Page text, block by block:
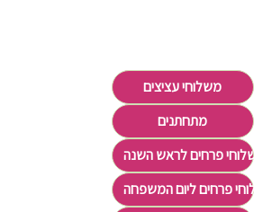
משלוחי עציצים
מתחתנים
פרחים לראש השנה
פרחים ליום המשפחה